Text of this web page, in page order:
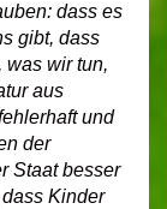
dass es
gibt, dass
was wir tun,
aus
und
der
Staat besser
Kinder